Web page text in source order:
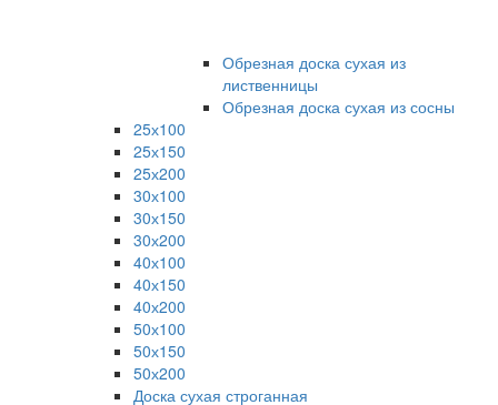
Обрезная доска сухая из
лиственницы
Обрезная доска сухая из сосны
25х100
25х150
25х200
30х100
30х150
30х200
40х100
40х150
40х200
50х100
50х150
50х200
Доска сухая строганная